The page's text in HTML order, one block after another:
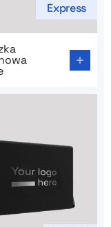
Express
page: